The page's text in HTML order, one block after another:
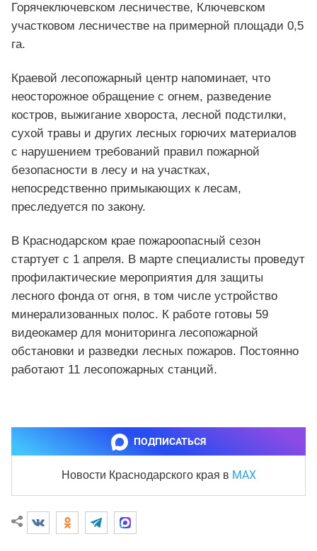
Горячеключевском лесничестве, Ключевском
участковом лесничестве на примерной площади 0,5
га.
Краевой лесопожарный центр напоминает, что
неосторожное обращение с огнем, разведение
костров, выжигание хвороста, лесной подстилки,
сухой травы и других лесных горючих материалов
с нарушением требований правил пожарной
безопасности в лесу и на участках,
непосредственно примыкающих к лесам,
преследуется по закону.
В Краснодарском крае пожароопасный сезон
стартует с 1 апреля. В марте специалисты проведут
профилактические мероприятия для защиты
лесного фонда от огня, в том числе устройство
минерализованных полос. К работе готовы 59
видеокамер для мониторинга лесопожарной
обстановки и разведки лесных пожаров. Постоянно
работают 11 лесопожарных станций.
ПОДПИСАТЬСЯ
Новости Краснодарского края в MAX